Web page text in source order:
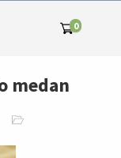
0
medan